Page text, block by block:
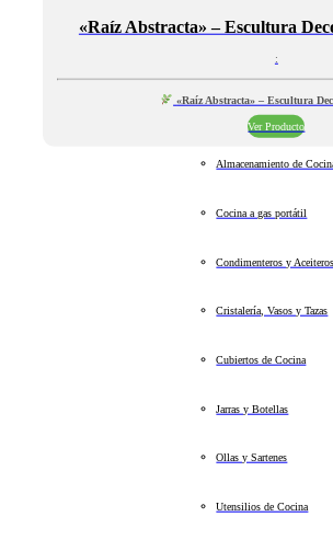
«Raíz Abstracta» – Escultura
:
«Raíz Abstracta» – Escultura
Ver Producto
Almacenamiento de
Cocina a gas portátil
Condimenteros y Aceiteros
Cristalería, Vasos y Tazas
Cubiertos de Cocina
Jarras y Botellas
Ollas y Sartenes
Utensilios de Cocina